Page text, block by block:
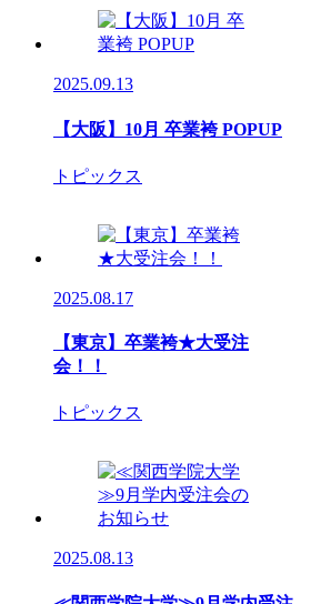
2025.09.13
【大阪】10月 卒業袴 POPUP
トピックス
2025.08.17
【東京】卒業袴★大受注
会！！
トピックス
2025.08.13